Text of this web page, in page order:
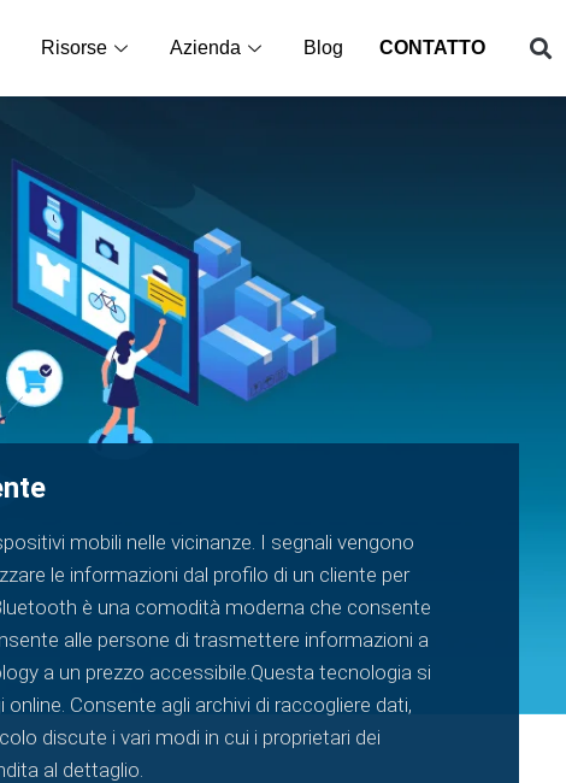
Risorse Azienda Blog CONTATTO
mobili nelle vicinanze. I segnali vengono
le informazioni dal profilo di un cliente per
è una comodità moderna che consente
alle persone di trasmettere informazioni a
a un prezzo accessibile.Questa tecnologia si
Consente agli archivi di raccogliere dati,
discute i vari modi in cui i proprietari dei
al dettaglio.